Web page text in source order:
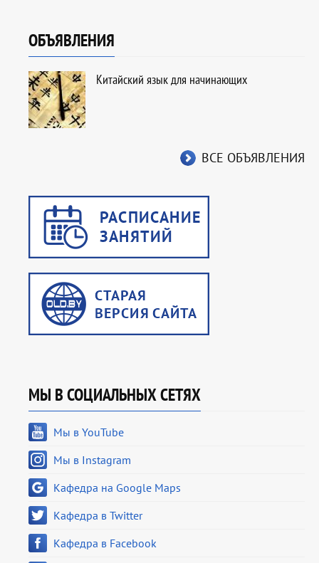
ОБЪЯВЛЕНИЯ
Китайский язык для начинающих
ВСЕ ОБЪЯВЛЕНИЯ
МЫ В СОЦИАЛЬНЫХ СЕТЯХ
Мы в YouTube
Мы в Instagram
Кафедра на Google Maps
Кафедра в Twitter
Кафедра в Facebook